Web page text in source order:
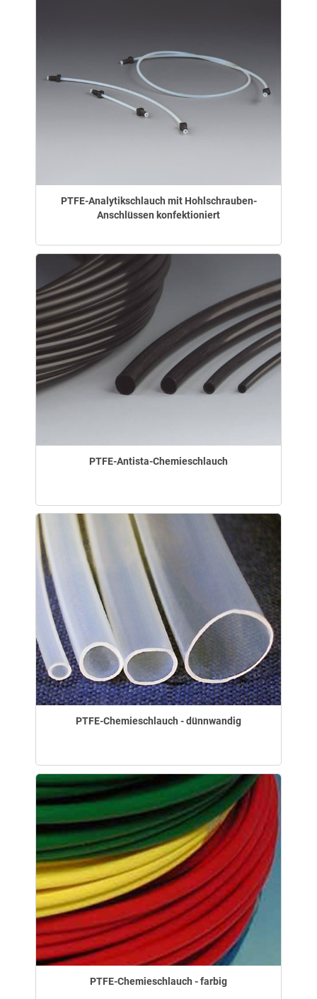
PTFE-Analytikschlauch mit Hohlschrauben-
Anschlüssen konfektioniert
PTFE-Antista-Chemieschlauch
PTFE-Chemieschlauch - dünnwandig
PTFE-Chemieschlauch - farbig